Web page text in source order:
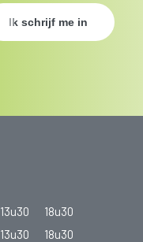
13u30
18u30
13u30
18u30